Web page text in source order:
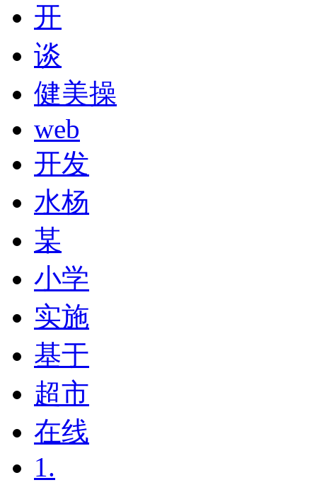
开
谈
健美操
web
开发
水杨
某
小学
实施
基于
超市
在线
1.